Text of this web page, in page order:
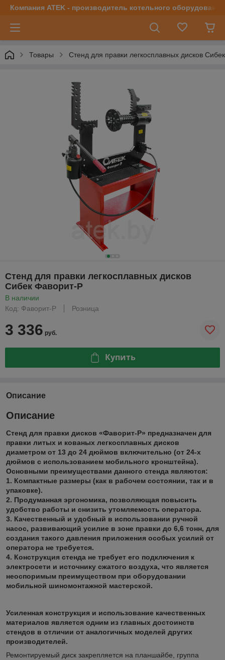
Компания ATEK - производитель котельного оборудования
Товары Стенд для правки легкосплавных дисков
Стенд для правки легкосплавных дисков
Сибек Фаворит-Р
В наличии
Код: Фаворит-Р
Розница
3 336 руб.
Купить
Описание
Описание
Стенд для правки дисков «Фаворит-Р» предназначен для
правки литых и кованых легкосплавных дисков
диаметром от 13 до 24 дюймов включительно (от 24-х
дюймов с использованием мобильного кронштейна).
Основными преимуществами данного стенда являются:
1. Компактные размеры (как в рабочем состоянии, так и в
упаковке).
2. Продуманная эргономика, позволяющая повысить
удобство работы и снизить утомляемость оператора.
3. Качественный и удобный в использовании ручной
насос, развивающий усилие в зоне правки до 6,6 тонн, для
создания такого давления приложения особых усилий от
оператора не требуется.
4. Конструкция стенда не требует его подключения к
электросети и источнику сжатого воздуха, что является
неоспоримым преимуществом при оборудовании
мобильной шиномонтажной мастерской.
Усиленная конструкция и использование качественных
материалов является одним из главных достоинств
стендов в отличии от аналогичных моделей других
производителей.
Ремонтируемый диск закрепляется на планшайбе, группа